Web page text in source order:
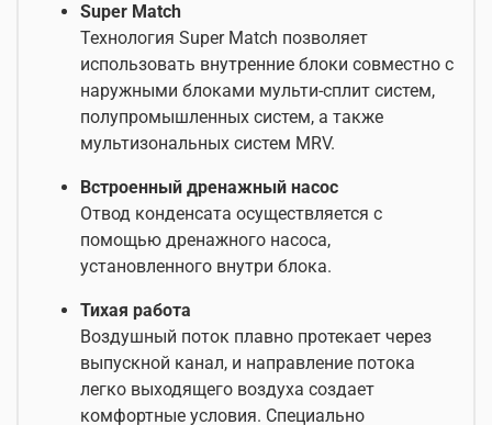
Super Match
Технология Super Match позволяет
использовать внутренние блоки совместно с
наружными блоками мульти-сплит систем,
полупромышленных систем, а также
мультизональных систем MRV.
Встроенный дренажный насос
Отвод конденсата осуществляется с
помощью дренажного насоса,
установленного внутри блока.
Тихая работа
Воздушный поток плавно протекает через
выпускной канал, и направление потока
легко выходящего воздуха создает
комфортные условия. Специально